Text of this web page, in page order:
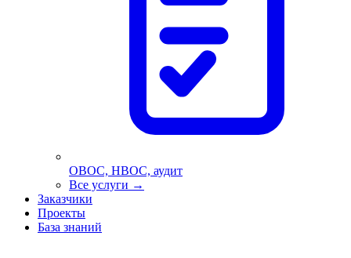
ОВОС, НВОС, аудит
Все услуги →
Заказчики
Проекты
База знаний